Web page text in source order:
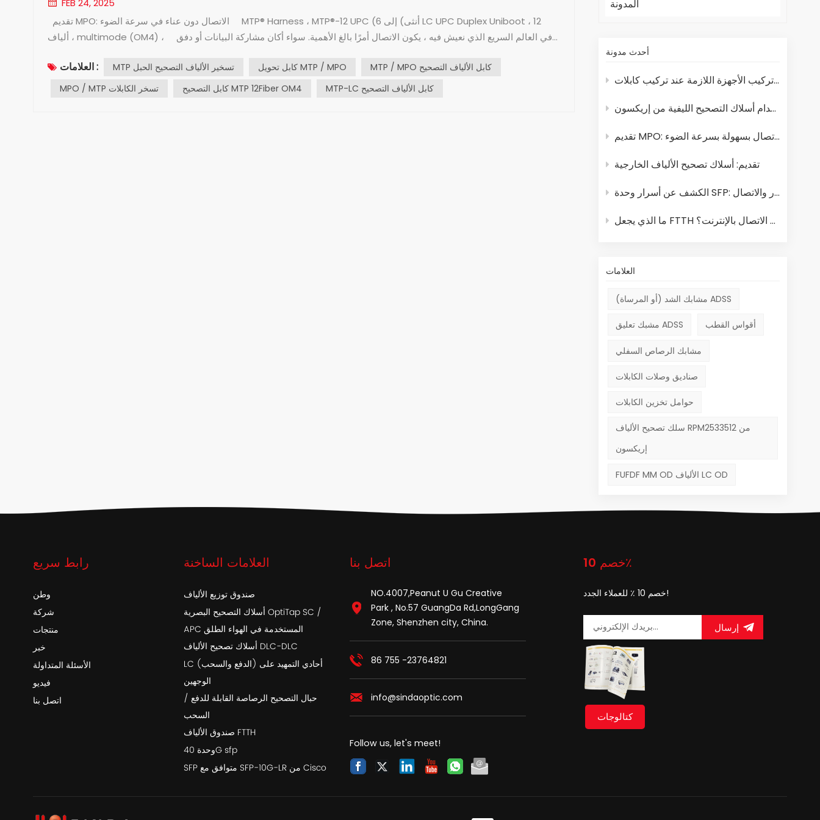
المدونة
أحدث مدونة
تقديم MPO: الاتصال بسهولة بسرعة الضوء
تقديم: أسلاك تصحيح الألياف الخارجية
الكشف عن أسرار وحدة SFP: رحلة مقنعة نحو الابتكار والاتصال
ما الذي يجعل FTTH مستقبل الاتصال بالإنترنت؟
العلامات
مشابك الشد (أو المرساة) ADSS
مشبك تعليق ADSS أقواس القطب
مشابك الرصاص السفلي
صناديق وصلات الكابلات
حوامل تخزين الكابلات
سلك تصحيح الألياف RPM2533512 من
إريكسون
FUFDF MM OD الألياف LC OD
FEB 24, 2025
ألياف ، multimode (OM4) ، في العالم السريع الذي نعيش فيه ، يكون الاتصال أمرًا بالغ الأهمية. سواء أكان مشاركة البيانات أو دفق
العلامات : MTP تسخير الألياف التصحيح الحبل كابل تحويل MTP / MPO
MTP / MPO كابل الألياف التصحيح
MPO / MTP تسخر الكابلات
كابل التصحيح MTP 12Fiber OM4 MTP-LC كابل الألياف التصحيح
رابط سريع
وطن
شركة
منتجات
خبر
الأسئلة المتداولة
فيديو
اتصل بنا
العلامات الساخنة
صندوق توزيع الألياف
أسلاك التصحيح البصرية OptiTap SC /
APC المستخدمة في الهواء الطلق
أسلاك تصحيح الألياف DLC-DLC
LC (الدفع والسحب) أحادي التمهيد على
الوجهين
حبال التصحيح الرصاصة القابلة للدفع /
السحب
صندوق الألياف FTTH
وحدة 40G sfp
SFP متوافق مع SFP-10G-LR من Cisco
اتصل بنا
NO.4007,Peanut U Gu Creative
Park , No.57 GuangDa Rd,LongGang
Zone, Shenzhen city, China.
86 755 -23764821
info@sindaoptic.com
Follow us, let's meet!
خصم 10٪
خصم 10 ٪ للعملاء الجدد!
إرسال
كتالوجات